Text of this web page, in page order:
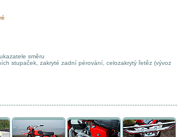
směru
stupaček, zakryté zadní pérování, celozakrytý řetěz (vývoz